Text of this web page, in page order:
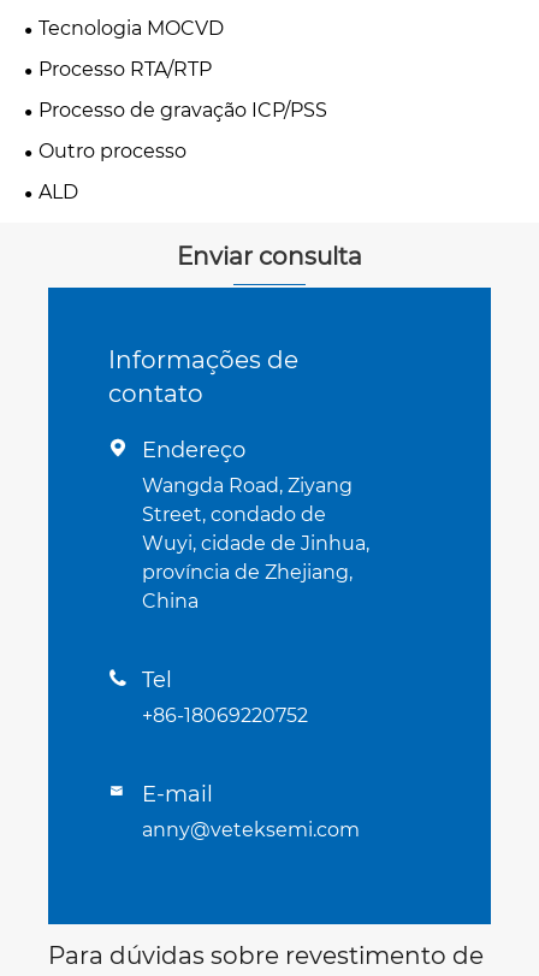
Tecnologia MOCVD
Processo RTA/RTP
Processo de gravação ICP/PSS
Outro processo
ALD
Enviar consulta
Informações de
contato
 Endereço
Wangda Road, Ziyang
Street, condado de
Wuyi, cidade de Jinhua,
província de Zhejiang,
China
 Tel
+86-18069220752
 E-mail
anny@veteksemi.com
Para dúvidas sobre revestimento de